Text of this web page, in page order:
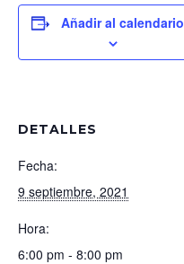
Añadir al calendario
DETALLES
Fecha:
9 septiembre, 2021
Hora:
6:00 pm - 8:00 pm